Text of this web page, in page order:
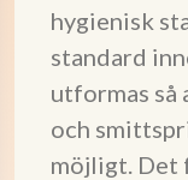
hygienisk
standard
utformas
och
möjligt.